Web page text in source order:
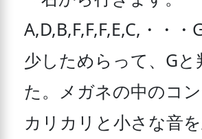
A,D,B,F,F,F,E,C,・・・G
少しためらって、Gと
た。メガネの中のコ
カリカリと小さな音